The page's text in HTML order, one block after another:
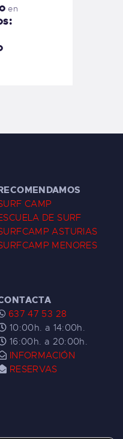
en
CAMP
DE SURF
ASTURIAS
MENORES
637 47 53 28
10:00h. a 14:00h.
16:00h. a 20:00h.
INFORMACIÓN
RESERVAS